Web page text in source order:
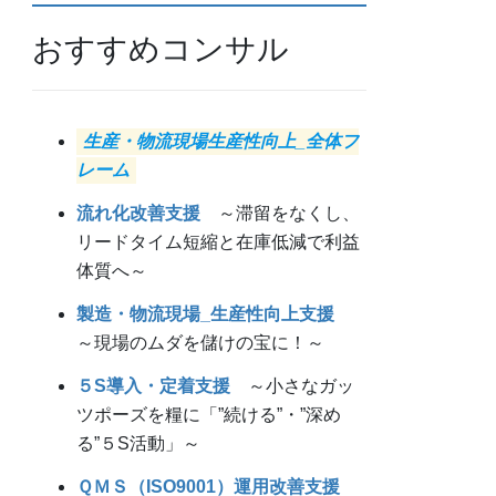
おすすめコンサル
生産・物流現場生産性向上_全体フ
レーム
流れ化改善支援 ～滞留をなくし、
リードタイム短縮と在庫低減で利益
体質へ～
製造・物流現場_生産性向上支援
～現場のムダを儲けの宝に！～
５S導入・定着支援 ～小さなガッ
ツポーズを糧に「”続ける”・”深め
る”５S活動」～
ＱＭＳ（ISO9001）運用改善支援